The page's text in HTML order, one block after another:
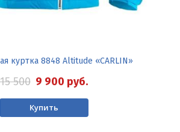
куртка 8848 Altitude «CARLIN»
15 500 9 900 руб.
Купить